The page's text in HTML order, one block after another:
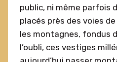
public, ni même parfois
placés près des voies
les montagnes, fondus
l’oubli, ces vestiges